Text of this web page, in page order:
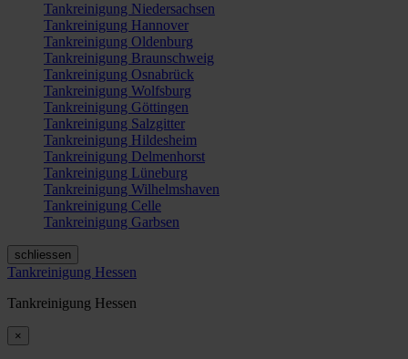
Tankreinigung Niedersachsen
Tankreinigung Hannover
Tankreinigung Oldenburg
Tankreinigung Braunschweig
Tankreinigung Osnabrück
Tankreinigung Wolfsburg
Tankreinigung Göttingen
Tankreinigung Salzgitter
Tankreinigung Hildesheim
Tankreinigung Delmenhorst
Tankreinigung Lüneburg
Tankreinigung Wilhelmshaven
Tankreinigung Celle
Tankreinigung Garbsen
schliessen
Tankreinigung Hessen
Tankreinigung Hessen
×